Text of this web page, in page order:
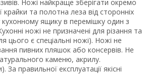
Ножі найкраще зберігати окремо
та полотна леза від сторонніх
ящику в перемішку один з
ножі не призначені для різання та
є спеціальні ножі). Ножі не
пивних пляшок або консервів. Не
каменю, акрилу.
правильної експлуатації якісні